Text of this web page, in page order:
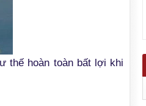
thế hoàn toàn bất lợi khi